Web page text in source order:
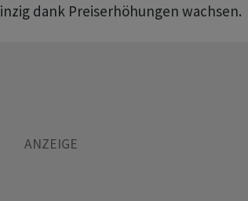
dank Preiserhöhungen wachsen.